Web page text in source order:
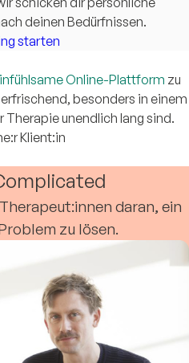
deinen Bedürfnissen.
starten
Online-Plattform zu
besonders in einem
Therapie unendlich lang sind.
Klient:in
daran, ein
zu lösen.